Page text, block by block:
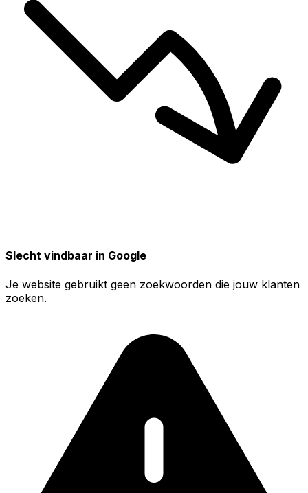
Slecht vindbaar in Google
Je website gebruikt geen zoekwoorden die jouw klanten
zoeken.